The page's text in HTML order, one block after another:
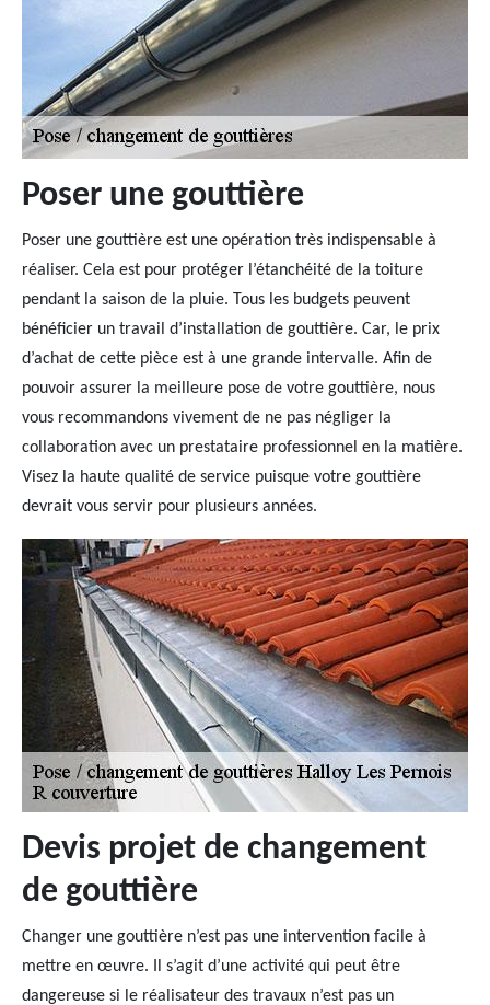
Poser une gouttière
Poser une gouttière est une opération très indispensable à
réaliser. Cela est pour protéger l’étanchéité de la toiture
pendant la saison de la pluie. Tous les budgets peuvent
bénéficier un travail d’installation de gouttière. Car, le prix
d’achat de cette pièce est à une grande intervalle. Afin de
pouvoir assurer la meilleure pose de votre gouttière, nous
vous recommandons vivement de ne pas négliger la
collaboration avec un prestataire professionnel en la matière.
Visez la haute qualité de service puisque votre gouttière
devrait vous servir pour plusieurs années.
Devis projet de changement
de gouttière
Changer une gouttière n’est pas une intervention facile à
mettre en œuvre. Il s’agit d’une activité qui peut être
dangereuse si le réalisateur des travaux n’est pas un